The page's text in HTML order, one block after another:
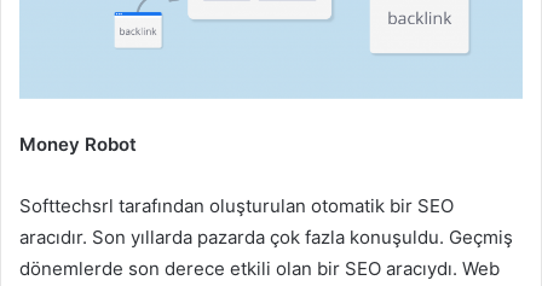
Money Robot
Softtechsrl tarafından oluşturulan otomatik bir SEO
aracıdır. Son yıllarda pazarda çok fazla konuşuldu. Geçmiş
dönemlerde son derece etkili olan bir SEO aracıydı. Web